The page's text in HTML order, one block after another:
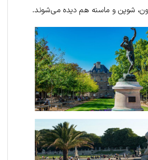
شوپن و ماسنه هم دیده می‌شوند.